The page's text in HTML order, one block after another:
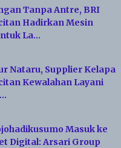
Tanpa Antre, BRI
Hadirkan Mesin
La…
Nataru, Supplier Kelapa
Kewalahan Layani
Masuk ke
Digital: Arsari Group